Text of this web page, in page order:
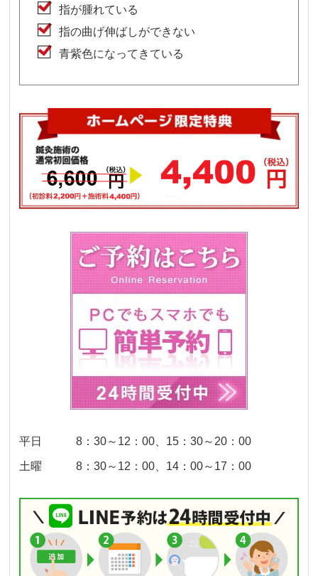
指が腫れている
指の曲げ伸ばしができない
青紫色になってきている
平日 8：30～12：00、15：30～20：00
土曜 8：30～12：00、14：00～17：00